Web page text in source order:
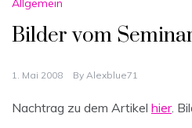
Allgemein
Bilder vom
1. Mai 2008 By Alexblue71
Nachtrag zu dem Artikel hier.